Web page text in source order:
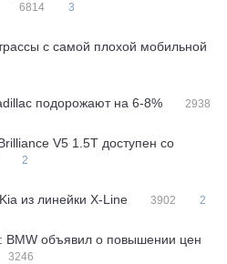
6814 3
с самой плохой мобильной
подорожают на 6-8% 2938
V5 1.5T доступен со
2
из линейки X-Line 3902 2
объявил о повышении цен
3246